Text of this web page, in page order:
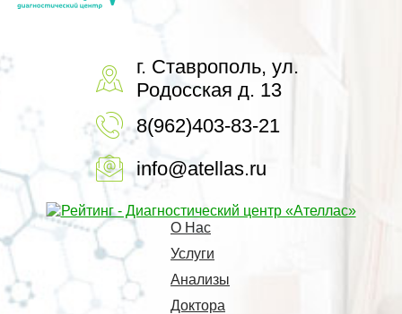
г. Ставрополь, ул.
Родосская д. 13
8(962)403-83-21
info@atellas.ru
О Нас
Услуги
Анализы
Доктора